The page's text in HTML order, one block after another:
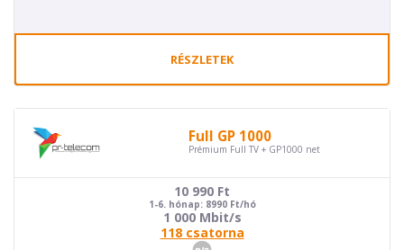
RÉSZLETEK
Full GP 1000
Prémium Full TV + GP1000 net
10 990 Ft
1-6. hónap: 8990 Ft/hó
1 000 Mbit/s
118 csatorna